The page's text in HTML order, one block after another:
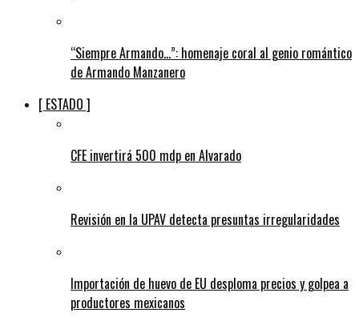
“Siempre Armando…”: homenaje coral al genio romántico
de Armando Manzanero
[ ESTADO ]
CFE invertirá 500 mdp en Alvarado
Revisión en la UPAV detecta presuntas irregularidades
Importación de huevo de EU desploma precios y golpea a
productores mexicanos